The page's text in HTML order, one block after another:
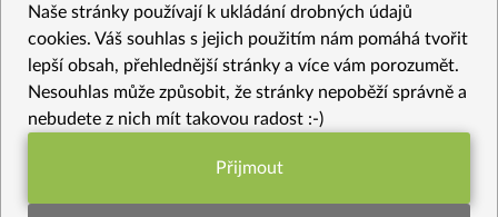
Celozrnná rýže basmati se zeleninou
Vybrané recepty
Cuketový krém s praženými kváskovými krutony
Jarní zeleninová miso polévka
Voňavé tempehové soté s bulgurem
Naše stránky používají k ukládání drobných údajů
cookies. Váš souhlas s jejich použitím nám pomáhá tvořit
lepší obsah, přehlednější stránky a více vám porozumět.
Nesouhlas může způsobit, že stránky nepoběží správně a
nebudete z nich mít takovou radost :-)
Funkční nastavení potřebujeme (vždy
Přijmout